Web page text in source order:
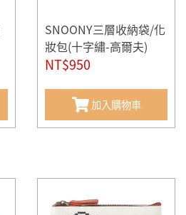
SNOONY三層收納袋/化
妝包(十字繡-高爾夫)
NT$950
加入購物車